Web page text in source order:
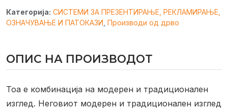
Категорија: СИСТЕМИ ЗА ПРЕЗЕНТИРАЊЕ, РЕКЛАМИРАЊЕ,
ОЗНАЧУВАЊЕ И ПАТОКАЗИ Производи од дрво
ОПИС НА ПРОИЗВОДОТ
Тоа е комбинација на модерен и традиционален
изглед. Неговиот модерен и традиционален изглед